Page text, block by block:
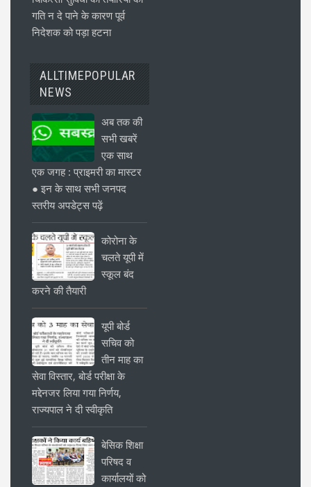
गति न दे पाने के कारण पूर्व
निदेशक को पड़ा हटना
ALLTIMEPOPULAR
NEWS
अब तक की
सभी खबरें
एक साथ
एक जगह : प्राइमरी का मास्टर
● इन के साथ सभी जनपद
स्तरीय अपडेट्स पढ़ें
कोरोना के
चलते यूपी में
स्कूल बंद
करने की तैयारी
यूपी बोर्ड
सचिव को
तीन माह का
सेवा विस्तार, बोर्ड परीक्षा के
मद्देनजर लिया गया निर्णय,
राज्यपाल ने दी स्वीकृति
बेसिक शिक्षा
परिषद व
कार्यालयों को